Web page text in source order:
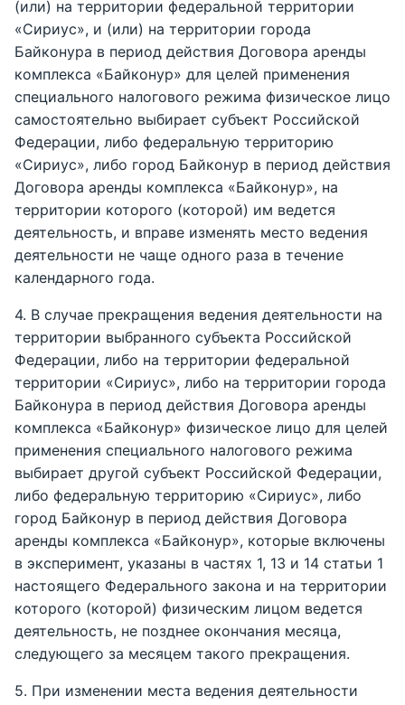
(или) на территории федеральной территории
«Сириус», и (или) на территории города
Байконура в период действия Договора аренды
комплекса «Байконур» для целей применения
специального налогового режима физическое лицо
самостоятельно выбирает субъект Российской
Федерации, либо федеральную территорию
«Сириус», либо город Байконур в период действия
Договора аренды комплекса «Байконур», на
территории которого (которой) им ведется
деятельность, и вправе изменять место ведения
деятельности не чаще одного раза в течение
календарного года.
4. В случае прекращения ведения деятельности на
территории выбранного субъекта Российской
Федерации, либо на территории федеральной
территории «Сириус», либо на территории города
Байконура в период действия Договора аренды
комплекса «Байконур» физическое лицо для целей
применения специального налогового режима
выбирает другой субъект Российской Федерации,
либо федеральную территорию «Сириус», либо
город Байконур в период действия Договора
аренды комплекса «Байконур», которые включены
в эксперимент, указаны в частях 1, 13 и 14 статьи 1
настоящего Федерального закона и на территории
которого (которой) физическим лицом ведется
деятельность, не позднее окончания месяца,
следующего за месяцем такого прекращения.
5. При изменении места ведения деятельности